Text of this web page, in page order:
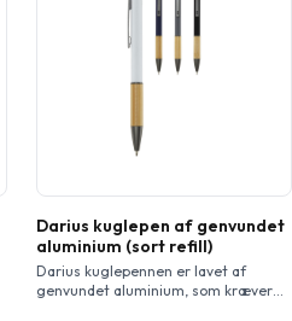
Darius kuglepen af genvundet
aluminium (sort refill)
Darius kuglepennen er lavet af
genvundet aluminium, som kræver